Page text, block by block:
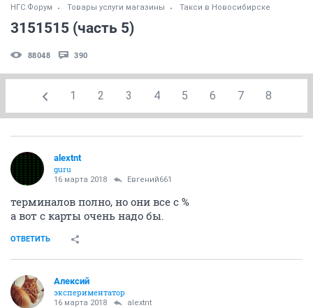
НГС.Форум Товары услуги магазины Такси в Новосибирске
3151515 (часть 5)
88048 390
1 2 3 4 5 6 7 8
alextnt
guru
16 марта 2018 Евгений661
терминалов полно, но они все с %
а вот с карты очень надо бы.
ОТВЕТИТЬ
Алексий
экспериментатор
16 марта 2018 alextnt